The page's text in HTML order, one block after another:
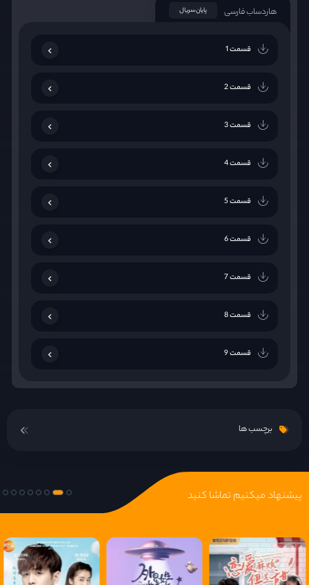
هاردساب فارسی پایان سریال
قسمت 1
قسمت 2
قسمت 3
قسمت 4
قسمت 5
قسمت 6
قسمت 7
قسمت 8
قسمت 9
قسمت 10
قسمت 11
قسمت 14
قسمت 15
برچسب ها
پیشنهاد میکنیم تماشا کنید